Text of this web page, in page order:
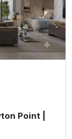
Point |